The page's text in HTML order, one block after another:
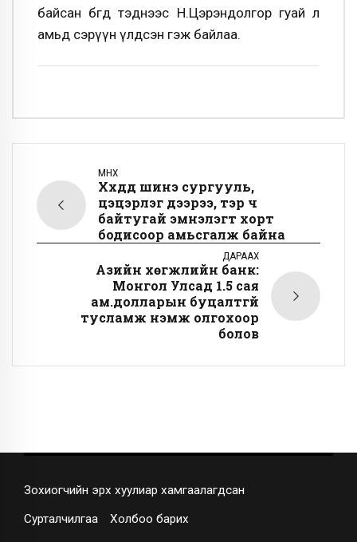
байсан бөгөөд тэднээс Н.Цэрэндолгор гуай л
амьд сэрүүн үлдсэн гэж байлаа.
ӨМНӨХ
Хүүхдүүд шинэ сургууль,
цэцэрлэг дээрээ, тэр ч
байтугай эмнэлэгт хорт
бодисоор амьсгалж байна
ДАРААХ
Азийн хөгжлийн банк:
Монгол Улсад 1.5 сая
ам.долларын буцалтгүй
тусламж нэмж олгохоор
болов
Зохиогчийн эрх хуулиар хамгаалагдсан
Сурталчилгаа Холбоо барих